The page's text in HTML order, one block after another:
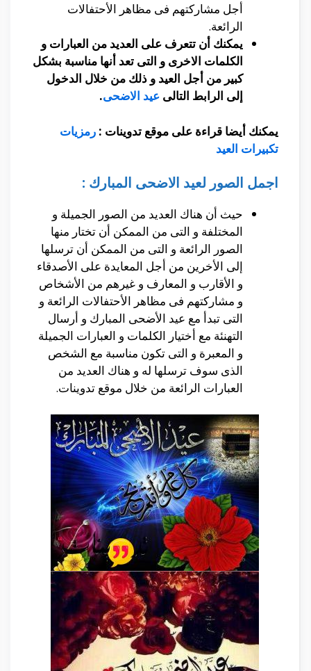
أجل مشاركتهم فى مظاهر الأحتفالات
الرائعة.
يمكنك أن تتعرف على العديد من العبارات و
الكلمات الاخرى و التى تعد أنها مناسبة بشكل
كبير من أجل العيد و ذلك من خلال الدخول
إلى الرابط التالى عيد الاضحى.
يمكنك أيضا قراءة على موقع تدوينات : رمزيات
تكبيرات العيد
اجمل الصور لعيد الاضحى المبارك :
حيث أن هناك العديد من الصور الجميلة و
المختلفة و التى من الممكن أن تختار منها
الصور الرائعة و التى من الممكن أن ترسلها
إلى الأخرين من أجل المعايدة على الأصدقاء
و الأقارب و المعارف و غيرهم من الأشخاص
و مشاركتهم فى مظاهر الأحتفالات الرائعة و
التى تبدأ مع عيد الأضحى المبارك و أرسال
التهنئة مع أختيار الكلمات و العبارات الجميلة
و المعبرة و التى تكون مناسبة مع الشخص
الذى سوف ترسلها له و هناك العديد من
العبارات الرائعة من خلال موقع تدوينات.